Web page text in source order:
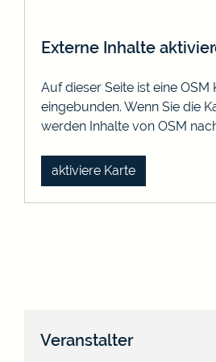
Externe Inhalte
Auf dieser Seite ist eine OSM
eingebunden. Wenn Sie die
werden Inhalte von OSM
aktiviere Karte
Veranstalter